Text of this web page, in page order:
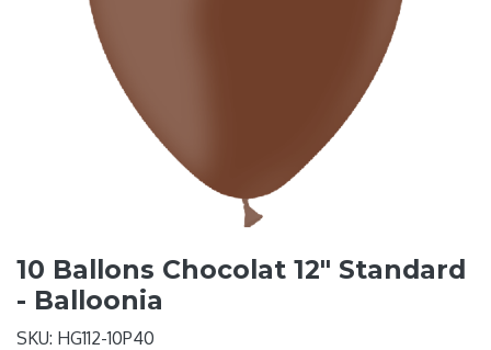
10 Ballons Chocolat 12" Standard
- Balloonia
SKU: HG112-10P40